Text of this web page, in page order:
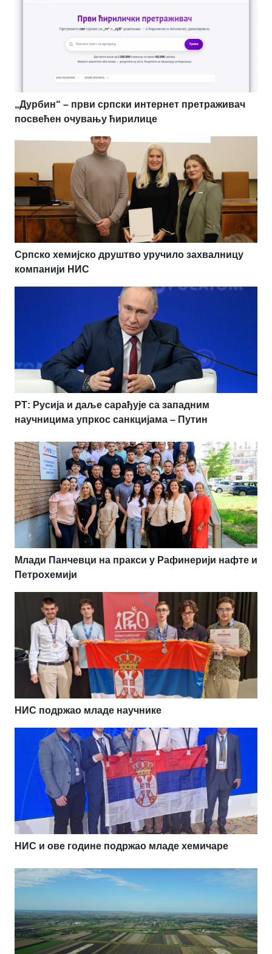
„Дурбин“ – први српски интернет претраживач
посвећен очувању ћирилице
Српско хемијско друштво уручило захвалницу
компанији НИС
РТ: Русија и даље сарађује са западним
научницима упркос санкцијама – Путин
Млади Панчевци на пракси у Рафинерији нафте и
Петрохемији
НИС подржао младе научнике
НИС и ове године подржао младе хемичаре